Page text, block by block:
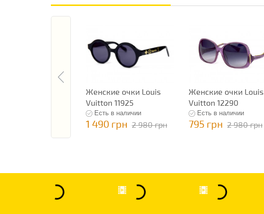
Женские очки Louis
Vuitton 11925
Есть в наличии
1 490 грн 2 980 грн
Женские очки Louis
Vuitton 12290
Есть в наличии
795 грн 2 980 грн